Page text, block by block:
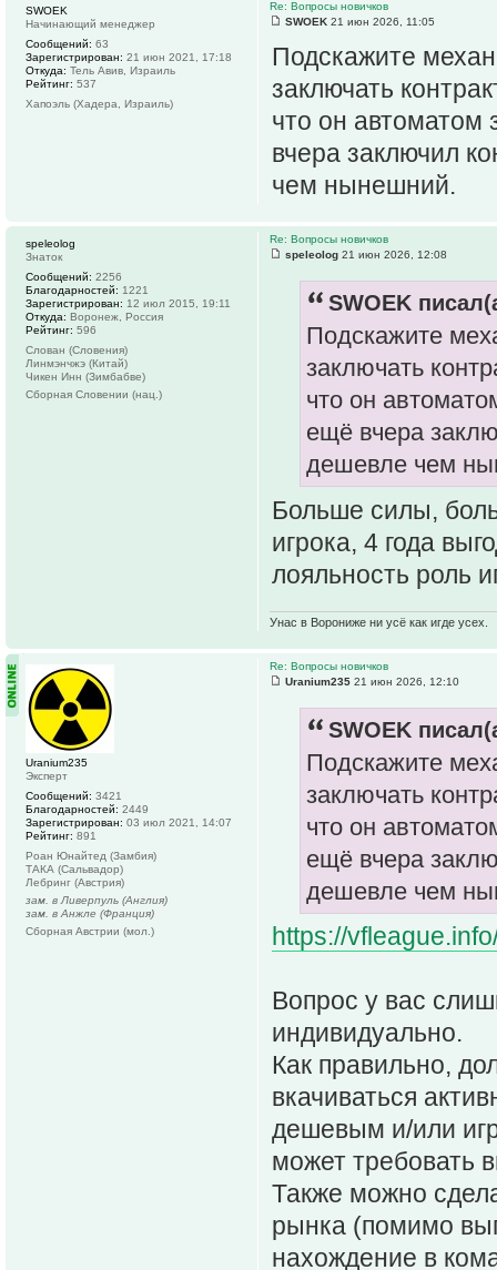
Re: Вопросы новичков
SWOEK 21 июн 2026, 11:05
Подскажите
заключать
что он автоматом
вчера заключил
чем нынешний.
SWOEK
Начинающий менеджер
Сообщений: 63
Зарегистрирован: 21 июн 2021, 17:18
Откуда: Тель Авив, Израиль
Рейтинг: 537
Хапоэль (Хадера, Израиль)
Re: Вопросы новичков
speleolog 21 июн 2026, 12:08
SWOEK
Подскажите
заключать
что он
ещё вчера
дешевле чем
Больше силы,
игрока, 4 года
лояльность роль
Унас в Ворониже ни усё как игде усех.
speleolog
Знаток
Сообщений: 2256
Благодарностей: 1221
Зарегистрирован: 12 июл 2015, 19:11
Откуда: Воронеж, Россия
Рейтинг: 596
Слован (Словения)
Линмэнчжэ (Китай)
Чикен Инн (Зимбабве)
Сборная Словении (нац.)
Re: Вопросы новичков
Uranium235 21 июн 2026, 12:10
SWOEK
Подскажите
заключать
что он
ещё вчера
дешевле чем
https://
Вопрос у вас
индивидуально.
Как правильно,
вкачиваться
дешевым и/или
может требовать
Также можно
рынка (помимо
нахождение в
Uranium235
Эксперт
Сообщений: 3421
Благодарностей: 2449
Зарегистрирован: 03 июл 2021, 14:07
Рейтинг: 891
Роан Юнайтед (Замбия)
ТАКА (Сальвадор)
Лебринг (Австрия)
зам. в Ливерпуль (Англия)
зам. в Анжле (Франция)
Сборная Австрии (мол.)